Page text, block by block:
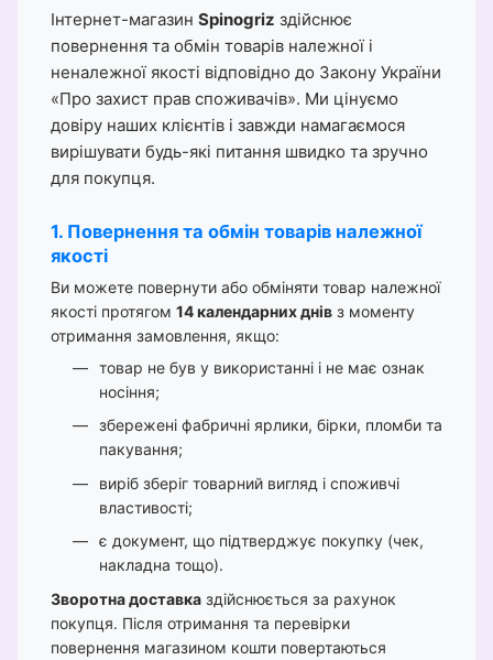
Інтернет-магазин Spinogriz здійснює
повернення та обмін товарів належної і
неналежної якості відповідно до Закону України
«Про захист прав споживачів». Ми цінуємо
довіру наших клієнтів і завжди намагаємося
вирішувати будь-які питання швидко та зручно
для покупця.
1. Повернення та обмін товарів належної
якості
Ви можете повернути або обміняти товар належної
якості протягом 14 календарних днів з моменту
отримання замовлення, якщо:
товар не був у використанні і не має ознак
носіння;
збережені фабричні ярлики, бірки, пломби та
пакування;
виріб зберіг товарний вигляд і споживчі
властивості;
є документ, що підтверджує покупку (чек,
накладна тощо).
Зворотна доставка здійснюється за рахунок
покупця. Після отримання та перевірки
повернення магазином кошти повертаються